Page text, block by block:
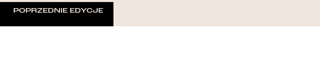
POPRZEDNIE EDYCJE